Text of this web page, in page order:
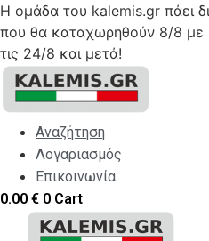
Η ομάδα του kalemis.gr πάει
που θα καταχωρηθούν 8/8
τις 24/8 και μετά!
Skip
content
Αναζήτηση
Λογαριασμός
Επικοινωνία
0.00 € 0 Cart